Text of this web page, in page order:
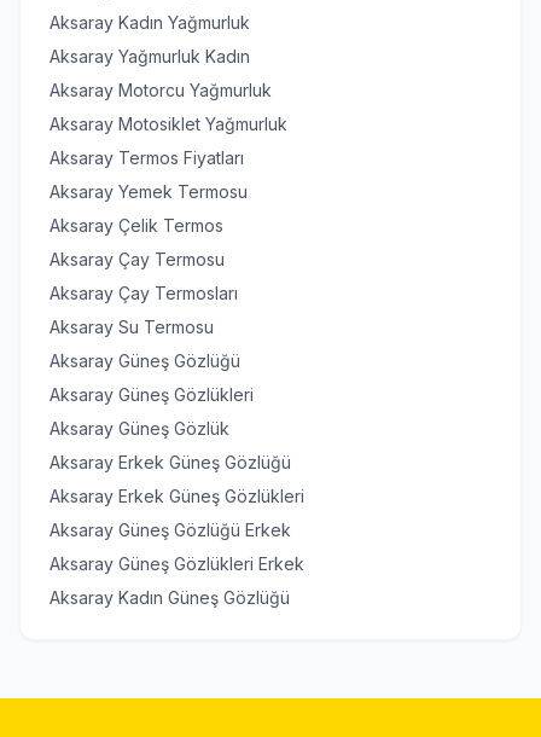
Aksaray Kadın Yağmurluk
Aksaray Yağmurluk Kadın
Aksaray Motorcu Yağmurluk
Aksaray Motosiklet Yağmurluk
Aksaray Termos Fiyatları
Aksaray Yemek Termosu
Aksaray Çelik Termos
Aksaray Çay Termosu
Aksaray Çay Termosları
Aksaray Su Termosu
Aksaray Güneş Gözlüğü
Aksaray Güneş Gözlükleri
Aksaray Güneş Gözlük
Aksaray Erkek Güneş Gözlüğü
Aksaray Erkek Güneş Gözlükleri
Aksaray Güneş Gözlüğü Erkek
Aksaray Güneş Gözlükleri Erkek
Aksaray Kadın Güneş Gözlüğü